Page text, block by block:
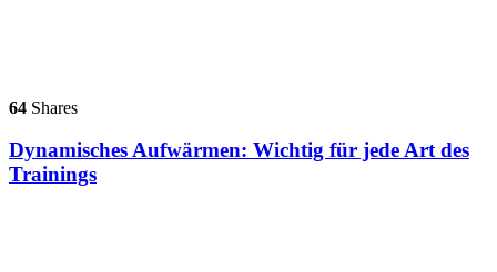
64 Shares
Dynamisches Aufwärmen: Wichtig für jede Art des
Trainings